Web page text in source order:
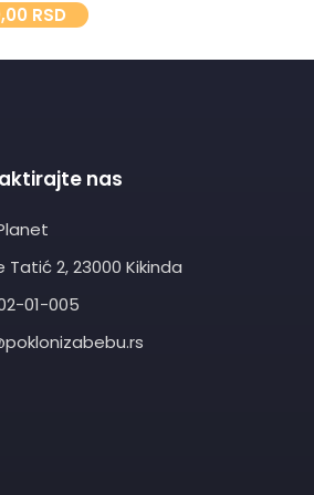
RSD
nas
Tatić 2, 23000 Kikinda
01-005